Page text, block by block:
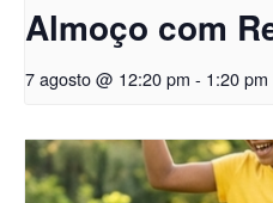
Almoço com
7 agosto @ 12:20 pm - 1:20 pm